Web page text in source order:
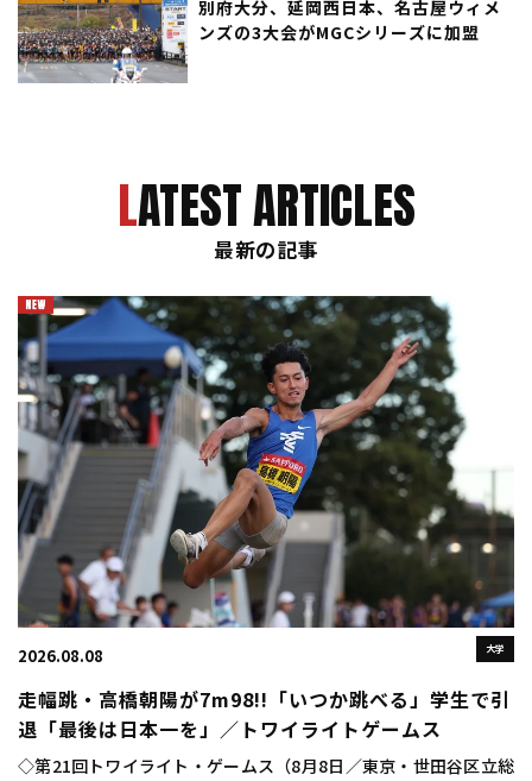
別府大分、延岡西日本、名古屋ウィメ
ンズの3大会がMGCシリーズに加盟
LATEST ARTICLES
最新の記事
大学
2026.08.08
走幅跳・高橋朝陽が7m98!!「いつか跳べる」学生で引
退「最後は日本一を」／トワイライトゲームス
◇第21回トワイライト・ゲームス（8月8日／東京・世田谷区立総